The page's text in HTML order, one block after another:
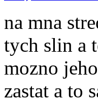
na mna
tych slin a
mozno
zastat a to